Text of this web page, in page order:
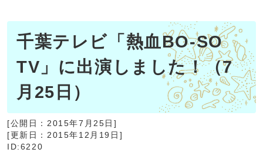
千葉テレビ「熱血BO‐SO
TV」に出演しました！（7
月25日）
[公開日： 2015年7月25日 ]
[更新日： 2015年12月19日 ]
ID:6220